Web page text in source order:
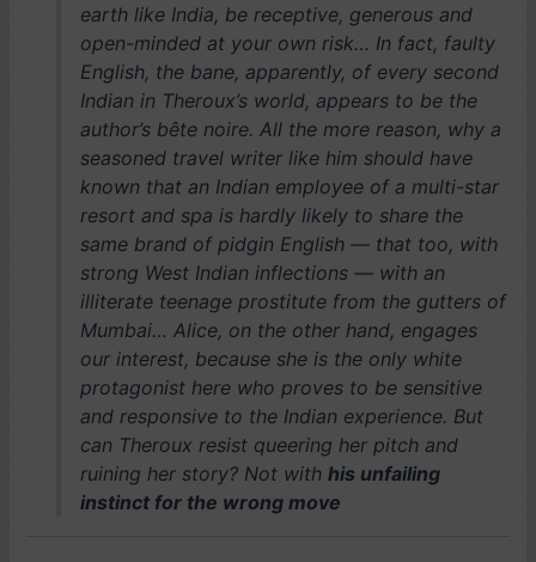
earth like India, be receptive, generous and
open-minded at your own risk… In fact, faulty
English, the bane, apparently, of every second
Indian in Theroux’s world, appears to be the
author’s bête noire. All the more reason, why a
seasoned travel writer like him should have
known that an Indian employee of a multi-star
resort and spa is hardly likely to share the
same brand of pidgin English — that too, with
strong West Indian inflections — with an
illiterate teenage prostitute from the gutters of
Mumbai… Alice, on the other hand, engages
our interest, because she is the only white
protagonist here who proves to be sensitive
and responsive to the Indian experience. But
can Theroux resist queering her pitch and
ruining her story? Not with his unfailing
instinct for the wrong move